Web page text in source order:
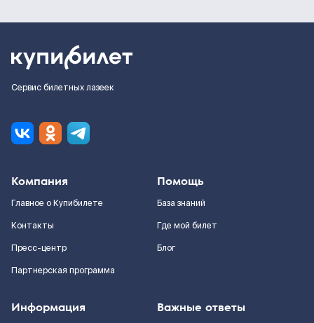
Сервис билетных лазеек
Компания
Главное о Купибилете
Контакты
Пресс-центр
Партнерская программа
Помощь
База знаний
Где мой билет
Блог
Информация Важные ответы